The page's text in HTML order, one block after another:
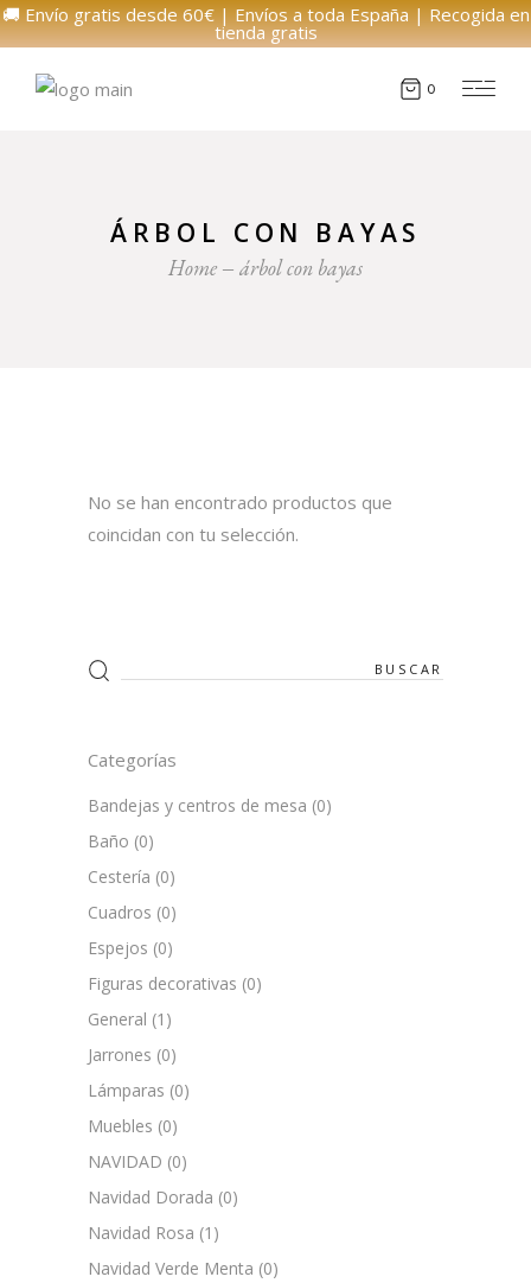
🚚 Envío gratis desde 60€ | Envíos a toda España | Recogida en
tienda gratis
0
ÁRBOL CON BAYAS
Home árbol con bayas
No se han encontrado productos que
coincidan con tu selección.
Search
for:
Categorías
Bandejas y centros de mesa (0)
Baño (0)
Cestería (0)
Cuadros (0)
Espejos (0)
Figuras decorativas (0)
General (1)
Jarrones (0)
Lámparas (0)
Muebles (0)
NAVIDAD (0)
Navidad Dorada (0)
Navidad Rosa (1)
Navidad Verde Menta (0)